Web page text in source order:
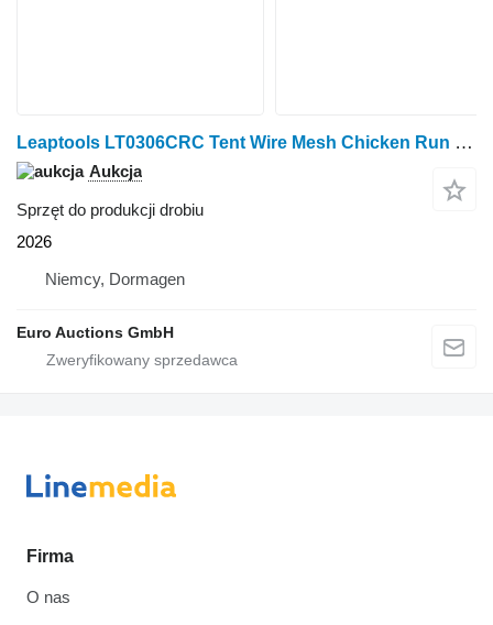
Leaptools LT0306CRC Tent Wire Mesh Chicken Run Coop
Aukcja
Sprzęt do produkcji drobiu
2026
Niemcy, Dormagen
Euro Auctions GmbH
Firma
O nas